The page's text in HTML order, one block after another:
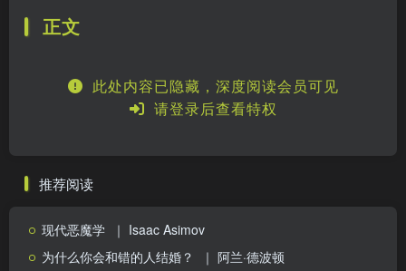
正文
此处内容已隐藏，深度阅读会员可见
请登录后查看特权
推荐阅读
现代恶魔学 ｜ Isaac Asimov
为什么你会和错的人结婚？
｜ 阿兰·德波顿